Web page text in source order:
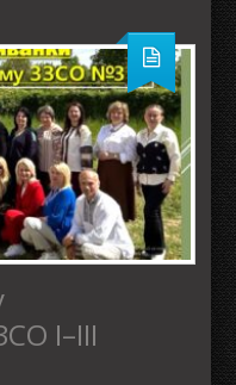
І–ІІІ